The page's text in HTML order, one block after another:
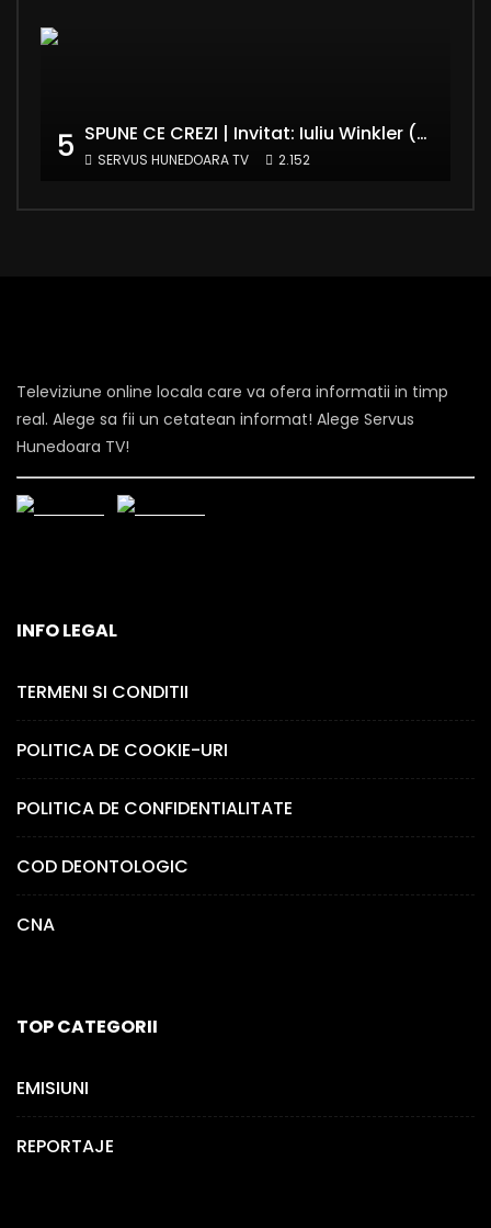
5 SPUNE CE CREZI | Invitat: Iuliu Winkler (europarlamentar UDMR – Grupul PPE)
SERVUS HUNEDOARA TV 2.152
Televiziune online locala care va ofera informatii in timp
real. Alege sa fii un cetatean informat! Alege Servus
Hunedoara TV!
INFO LEGAL
TERMENI SI CONDITII
POLITICA DE COOKIE-URI
POLITICA DE CONFIDENTIALITATE
COD DEONTOLOGIC
CNA
TOP CATEGORII
EMISIUNI
REPORTAJE